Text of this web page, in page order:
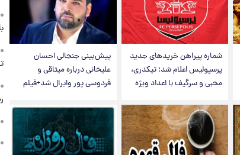
شماره پیراهن خریدهای جدید
پرسپولیس اعلام شد؛ تیکدری،
محبی و سرگیف با اعداد ویژه
پیش‌بینی جنجالی احسان
علیخانی درباره میثاقی و
فردوسی پور وایرال شد+فیلم